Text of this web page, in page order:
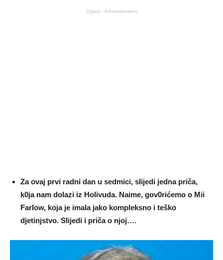
Oglasi - Advertisement
Za ovaj prvi radni dan u sedmici, sIijedi jedna priča,
k0ja nam dolazi iz HoIivuda. Naime, gov0rićemo o Mii
FarIow, koja je imaIa jako kompIeksno i teško
djetinjstvo. SIijedi i priča o njoj….